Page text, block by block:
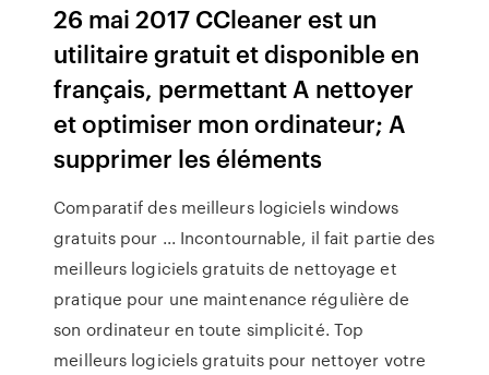
26 mai 2017 CCleaner est un
utilitaire gratuit et disponible en
français, permettant A nettoyer
et optimiser mon ordinateur; A
supprimer les éléments
Comparatif des meilleurs logiciels windows
gratuits pour ... Incontournable, il fait partie des
meilleurs logiciels gratuits de nettoyage et
pratique pour une maintenance régulière de
son ordinateur en toute simplicité. Top
meilleurs logiciels gratuits pour nettoyer votre